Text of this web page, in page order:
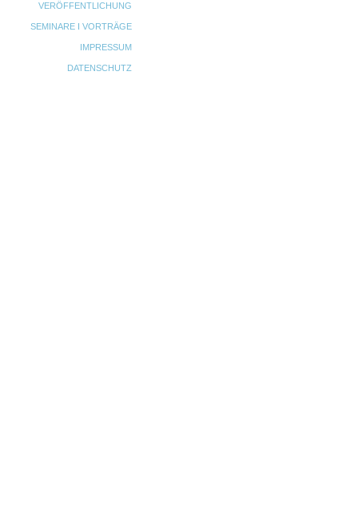
VERÖFFENTLICHUNG
SEMINARE I VORTRÄGE
IMPRESSUM
DATENSCHUTZ